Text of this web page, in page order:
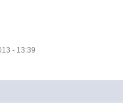
- 13:39